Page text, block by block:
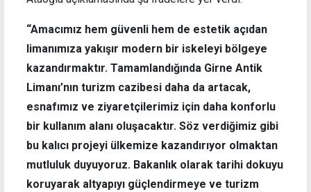
“Amacımız hem güvenli hem de estetik açıdan
limanımıza yakışır modern bir iskeleyi bölgeye
kazandırmaktır. Tamamlandığında Girne Antik
Limanı’nın turizm cazibesi daha da artacak,
esnafımız ve ziyaretçilerimiz için daha konforlu
bir kullanım alanı oluşacaktır. Söz verdiğimiz gibi
bu kalıcı projeyi ülkemize kazandırıyor olmaktan
mutluluk duyuyoruz. Bakanlık olarak tarihi dokuyu
koruyarak altyapıyı güçlendirmeye ve turizm